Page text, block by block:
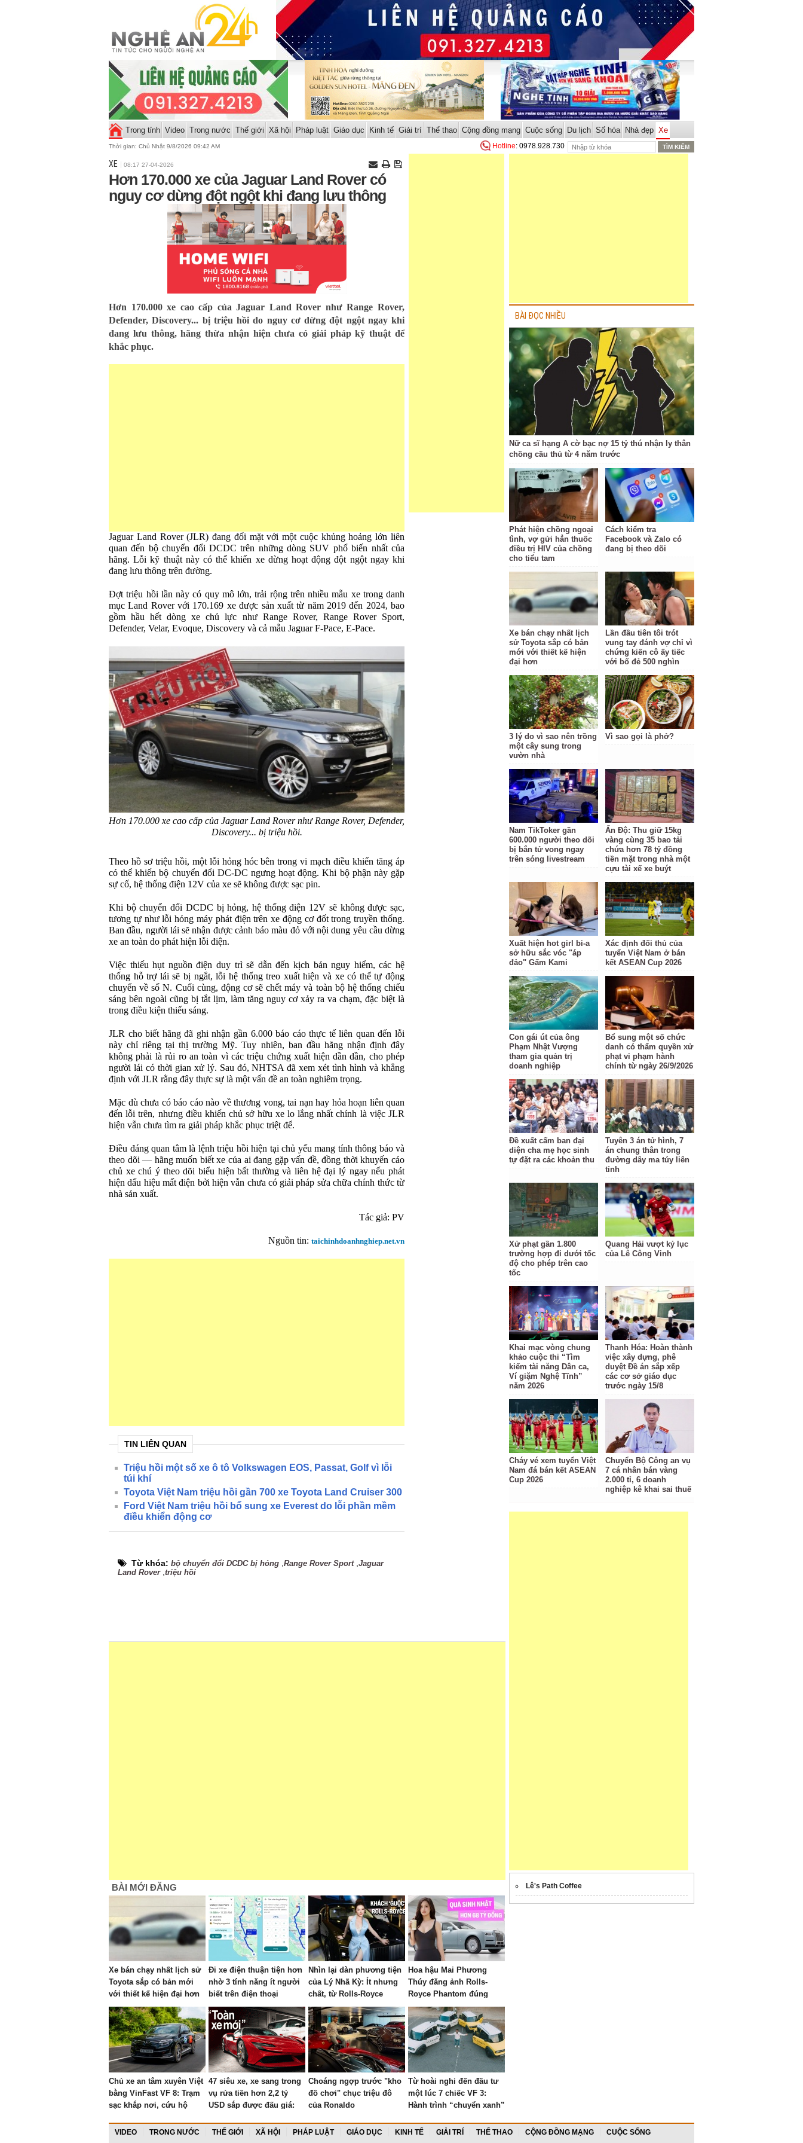
Trong tỉnh Video Trong nước Thế giới Xã hội Pháp luật Giáo dục Kinh tế Giải trí Thể thao Cộng đồng mạng Cuộc sống Du lịch Số hóa Nhà đẹp Xe
Thời gian: Chủ Nhật 9/8/2026 09:42 AM Hotline: 0978.928.730
XE 08:17 27-04-2026
Hơn 170.000 xe của Jaguar Land Rover có
nguy cơ dừng đột ngột khi đang lưu thông
Hơn 170.000 xe cao cấp của Jaguar Land Rover như Range Rover,
Defender, Discovery... bị triệu hồi do nguy cơ dừng đột ngột ngay khi
đang lưu thông, hãng thừa nhận hiện chưa có giải pháp kỹ thuật để
khắc phục.
Jaguar Land Rover (JLR) đang đối mặt với một cuộc khủng hoảng lớn liên
quan đến bộ chuyển đổi DCDC trên những dòng SUV phổ biến nhất của
hãng. Lỗi kỹ thuật này có thể khiến xe dừng hoạt động đột ngột ngay khi
đang lưu thông trên đường.
Đợt triệu hồi lần này có quy mô lớn, trải rộng trên nhiều mẫu xe trong danh
mục Land Rover với 170.169 xe được sản xuất từ năm 2019 đến 2024, bao
gồm hầu hết dòng xe chủ lực như Range Rover, Range Rover Sport,
Defender, Velar, Evoque, Discovery và cả mẫu Jaguar F-Pace, E-Pace.
Hơn 170.000 xe cao cấp của Jaguar Land Rover như Range Rover, Defender,
Discovery... bị triệu hồi.
Theo hồ sơ triệu hồi, một lỗi hỏng hóc bên trong vi mạch điều khiển tăng áp
có thể khiến bộ chuyển đổi DC-DC ngưng hoạt động. Khi bộ phận này gặp
sự cố, hệ thống điện 12V của xe sẽ không được sạc pin.
Khi bộ chuyển đổi DCDC bị hỏng, hệ thống điện 12V sẽ không được sạc,
tương tự như lỗi hỏng máy phát điện trên xe động cơ đốt trong truyền thống.
Ban đầu, người lái sẽ nhận được cảnh báo màu đỏ với nội dung yêu cầu dừng
xe an toàn do phát hiện lỗi điện.
Việc thiếu hụt nguồn điện duy trì sẽ dẫn đến kịch bản nguy hiểm, các hệ
thống hỗ trợ lái sẽ bị ngắt, lỗi hệ thống treo xuất hiện và xe có thể tự động
chuyển về số N. Cuối cùng, động cơ sẽ chết máy và toàn bộ hệ thống chiếu
sáng bên ngoài cũng bị tắt lịm, làm tăng nguy cơ xảy ra va chạm, đặc biệt là
trong điều kiện thiếu sáng.
JLR cho biết hãng đã ghi nhận gần 6.000 báo cáo thực tế liên quan đến lỗi
này chỉ riêng tại thị trường Mỹ. Tuy nhiên, ban đầu hãng nhận định đây
không phải là rủi ro an toàn vì các triệu chứng xuất hiện dần dần, cho phép
người lái có thời gian xử lý. Sau đó, NHTSA đã xem xét tình hình và khẳng
định với JLR rằng đây thực sự là một vấn đề an toàn nghiêm trọng.
Mặc dù chưa có báo cáo nào về thương vong, tai nạn hay hỏa hoạn liên quan
đến lỗi trên, nhưng điều khiến chủ sở hữu xe lo lắng nhất chính là việc JLR
hiện vẫn chưa tìm ra giải pháp khắc phục triệt để.
Điều đáng quan tâm là lệnh triệu hồi hiện tại chủ yếu mang tính thông báo và
theo dõi — hãng muốn biết xe của ai đang gặp vấn đề, đồng thời khuyến cáo
chủ xe chú ý theo dõi biểu hiện bất thường và liên hệ đại lý ngay nếu phát
hiện dấu hiệu mất điện bởi hiện vẫn chưa có giải pháp sửa chữa chính thức từ
nhà sản xuất.
Tác giả: PV
Nguồn tin: taichinhdoanhnghiep.net.vn
TIN LIÊN QUAN
Triệu hồi một số xe ô tô Volkswagen EOS, Passat, Golf vì lỗi
túi khí
Toyota Việt Nam triệu hồi gần 700 xe Toyota Land Cruiser 300
Ford Việt Nam triệu hồi bổ sung xe Everest do lỗi phần mềm
điều khiển động cơ
Từ khóa: bộ chuyển đổi DCDC bị hỏng Range Rover Sport, Jaguar
Land Rover, triệu hồi
BÀI MỚI ĐĂNG
Xe bán chạy nhất lịch sử
Toyota sắp có bản mới
với thiết kế hiện đại hơn
Đi xe điện thuận tiện hơn
nhờ 3 tính năng ít người
biết trên điện thoại
Nhìn lại dàn phương tiện
của Lý Nhã Kỳ: Ít nhưng
chất, từ Rolls-Royce
Ghost đến du thuyền hơn
100 tỷ đồng
Hoa hậu Mai Phương
Thúy đăng ảnh Rolls-
Royce Phantom đúng
ngày sinh nhật: Bản giới
hạn 10 chiếc toàn cầu, giá
quy đổi gần 68 tỷ đồng
Chủ xe an tâm xuyên Việt
bằng VinFast VF 8: Trạm
sạc khắp nơi, cứu hộ
47 siêu xe, xe sang trong
vụ rửa tiền hơn 2,2 tỷ
USD sắp được đấu giá:
mới, Rolls-Royce xếp
Choáng ngợp trước "kho
đồ chơi" chục triệu đô
của Ronaldo
Từ hoài nghi đến đầu tư
một lúc 7 chiếc VF 3:
Hành trình “chuyển xanh”
nhân ngành du lịch
BÀI ĐỌC NHIỀU
Nữ ca sĩ hạng A cờ bạc nợ 15 tỷ thú nhận ly thân
chồng cầu thủ từ 4 năm trước
Phát hiện chồng ngoại
tình, vợ gửi hẳn thuốc
điều trị HIV của chồng
cho tiểu tam
Cách kiểm tra
Facebook và Zalo có
đang bị theo dõi
Xe bán chạy nhất lịch
sử Toyota sắp có bản
mới với thiết kế hiện
đại hơn
Lần đầu tiên tôi trót
vung tay đánh vợ chỉ vì
chứng kiến cô ấy tiếc
với bố đẻ 500 nghìn
3 lý do vì sao nên trồng
một cây sung trong
vườn nhà
Vì sao gọi là phở?
Nam TikToker gần
600.000 người theo dõi
bị bắn tử vong ngay
trên sóng livestream
Ấn Độ: Thu giữ 15kg
vàng cùng 35 bao tải
chứa hơn 78 tỷ đồng
tiền mặt trong nhà một
cựu tài xế xe buýt
Xuất hiện hot girl bi-a
sở hữu sắc vóc "áp
đảo" Gấm Kami
Xác định đối thủ của
tuyển Việt Nam ở bán
kết ASEAN Cup 2026
Con gái út của ông
Phạm Nhật Vượng
tham gia quản trị
doanh nghiệp
Bổ sung một số chức
danh có thẩm quyền xử
phạt vi phạm hành
chính từ ngày 26/9/2026
Đề xuất cấm ban đại
diện cha mẹ học sinh
tự đặt ra các khoản thu
Tuyên 3 án tử hình, 7
án chung thân trong
đường dây ma túy liên
tỉnh
Xử phạt gần 1.800
trường hợp đi dưới tốc
độ cho phép trên cao
tốc
Quang Hải vượt kỷ lục
của Lê Công Vinh
Khai mạc vòng chung
khảo cuộc thi “Tìm
kiếm tài năng Dân ca,
Ví giặm Nghệ Tĩnh”
năm 2026
Thanh Hóa: Hoàn thành
việc xây dựng, phê
duyệt Đề án sắp xếp
các cơ sở giáo dục
trước ngày 15/8
Cháy vé xem tuyển Việt
Nam đá bán kết ASEAN
Cup 2026
Chuyển Bộ Công an vụ
7 cá nhân bán vàng
2.000 tỉ, 6 doanh
nghiệp kê khai sai thuế
Lê's Path Coffee
VIDEO TRONG NƯỚC THẾ GIỚI XÃ HỘI PHÁP LUẬT GIÁO DỤC KINH TẾ GIẢI TRÍ THỂ THAO CỘNG ĐỒNG MẠNG CUỘC SỐNG